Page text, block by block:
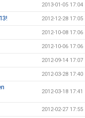
2013-01-05 17:04
2012-12-28 17:05
2012-10-08 17:06
2012-10-06 17:06
2012-09-14 17:07
2012-03-28 17:40
2012-03-18 17:41
2012-02-27 17:55